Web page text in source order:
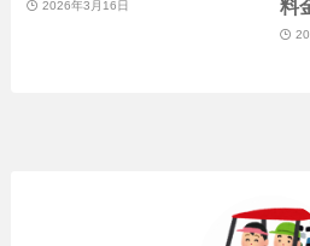
2026年3月16日
料